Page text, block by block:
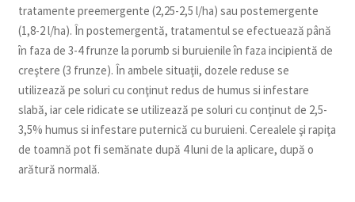
tratamente preemergente (2,25-2,5 l/ha) sau postemergente
(1,8-2 l/ha). În postemergentă, tratamentul se efectuează până
în faza de 3-4 frunze la porumb si buruienile în faza incipientă de
creştere (3 frunze). În ambele situaţii, dozele reduse se
utilizează pe soluri cu conţinut redus de humus si infestare
slabă, iar cele ridicate se utilizează pe soluri cu conţinut de 2,5-
3,5% humus si infestare puternică cu buruieni. Cerealele şi rapiţa
de toamnă pot fi semănate după 4 luni de la aplicare, după o
arătură normală.